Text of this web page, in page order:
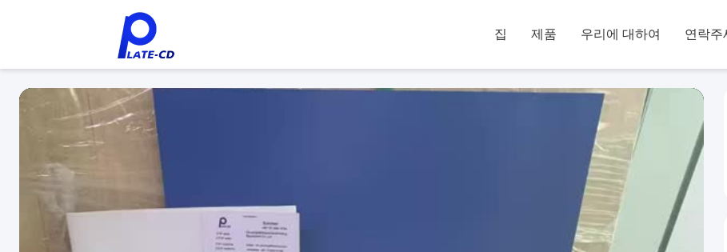
집 제품 우리에 대하여 연락주